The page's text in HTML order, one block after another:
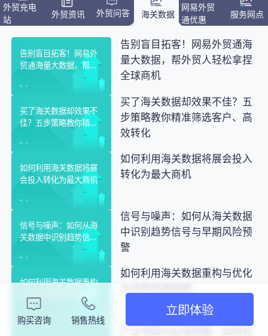
外贸充电
站
外贸资讯 外贸问答 海关数据
网易外贸
通优惠
服务网点
告别盲目拓客！网易外
贸通海量大数据，帮外
贸人轻松拿捏全球商机
告别盲目拓客！网易外贸通海
量大数据，帮外贸人轻松拿捏
全球商机
买了海关数据却效果不
佳？五步策略教你精准
筛选客户、高效转化
买了海关数据却效果不佳？五
步策略教你精准筛选客户、高
效转化
如何利用海关数据将展
会投入转化为最大商机
如何利用海关数据将展会投入
转化为最大商机
信号与噪声：如何从海
关数据中识别趋势信号
与早期风险预警
信号与噪声：如何从海关数据
中识别趋势信号与早期风险预
警
如何利用海关数据重构
与优化全球供应链网络
如何利用海关数据重构与优化
购买咨询 销售热线
立即体验